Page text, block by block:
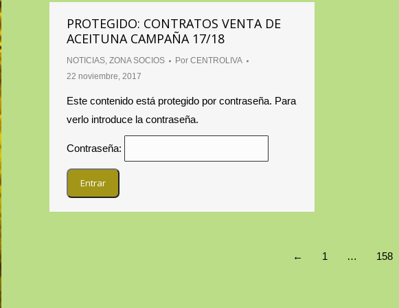
PROTEGIDO: CONTRATOS VENTA DE
ACEITUNA CAMPAÑA 17/18
NOTICIAS, ZONA SOCIOS Por CENTROLIVA
22 noviembre, 2017
Este contenido está protegido por contraseña. Para
verlo introduce la contraseña.
Contraseña:
← 1 … 158